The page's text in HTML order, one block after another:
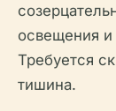
освещения и
Требуется
тишина.